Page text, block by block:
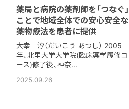
#かかりつけ薬局
#コミュニケーション
#病院
#病院薬剤師
#薬薬連携
薬局と病院の薬剤師を「つなぐ」
ことで地域全体での安心安全な
薬物療法を患者に提供
大幸 淳（だいこう あつし） 2005
年、北里大学大学院(臨床薬学履修コ
ース)修了後、神奈...
2025.09.26